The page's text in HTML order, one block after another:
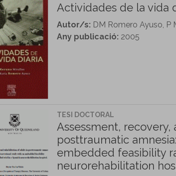
Actividades de la vida
Autor/s: DM Romero Ayuso, P
Any publicació: 2005
TESI DOCTORAL
Assessment,
posttraumatic
embedded feasibility
neurorehabilitation